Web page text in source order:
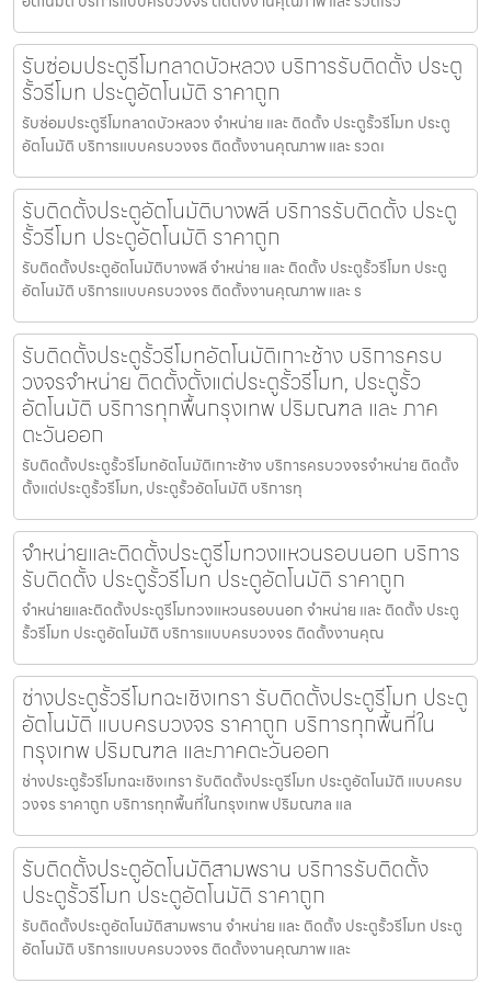
รับซ่อมประตูรีโมทลาดบัวหลวง บริการรับติดตั้ง ประตู
รั้วรีโมท ประตูอัตโนมัติ ราคาถูก
รับซ่อมประตูรีโมทลาดบัวหลวง จำหน่าย และ ติดตั้ง ประตูรั้วรีโมท ประตู
อัตโนมัติ บริการแบบครบวงจร ติดตั้งงานคุณภาพ และ รวดเ
รับติดตั้งประตูอัตโนมัติบางพลี บริการรับติดตั้ง ประตู
รั้วรีโมท ประตูอัตโนมัติ ราคาถูก
รับติดตั้งประตูอัตโนมัติบางพลี จำหน่าย และ ติดตั้ง ประตูรั้วรีโมท ประตู
อัตโนมัติ บริการแบบครบวงจร ติดตั้งงานคุณภาพ และ ร
รับติดตั้งประตูรั้วรีโมทอัตโนมัติเกาะช้าง บริการครบ
วงจรจำหน่าย ติดตั้งตั้งแต่ประตูรั้วรีโมท, ประตูรั้ว
อัตโนมัติ บริการทุกพื้นกรุงเทพ ปริมณฑล และ ภาค
ตะวันออก
รับติดตั้งประตูรั้วรีโมทอัตโนมัติเกาะช้าง บริการครบวงจรจำหน่าย ติดตั้ง
ตั้งแต่ประตูรั้วรีโมท, ประตูรั้วอัตโนมัติ บริการทุ
จำหน่ายและติดตั้งประตูรีโมทวงแหวนรอบนอก บริการ
รับติดตั้ง ประตูรั้วรีโมท ประตูอัตโนมัติ ราคาถูก
จำหน่ายและติดตั้งประตูรีโมทวงแหวนรอบนอก จำหน่าย และ ติดตั้ง ประตู
รั้วรีโมท ประตูอัตโนมัติ บริการแบบครบวงจร ติดตั้งงานคุณ
ช่างประตูรั้วรีโมทฉะเชิงเทรา รับติดตั้งประตูรีโมท ประตู
อัตโนมัติ แบบครบวงจร ราคาถูก บริการทุกพื้นที่ใน
กรุงเทพ ปริมณฑล และภาคตะวันออก
ช่างประตูรั้วรีโมทฉะเชิงเทรา รับติดตั้งประตูรีโมท ประตูอัตโนมัติ แบบครบ
วงจร ราคาถูก บริการทุกพื้นที่ในกรุงเทพ ปริมณฑล แล
รับติดตั้งประตูอัตโนมัติสามพราน บริการรับติดตั้ง
ประตูรั้วรีโมท ประตูอัตโนมัติ ราคาถูก
รับติดตั้งประตูอัตโนมัติสามพราน จำหน่าย และ ติดตั้ง ประตูรั้วรีโมท ประตู
อัตโนมัติ บริการแบบครบวงจร ติดตั้งงานคุณภาพ และ